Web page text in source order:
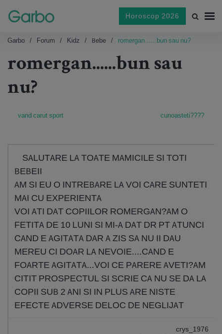
Horoscop 2026
Garbo Forum Kidz Bebe romergan......bun sau nu?
romergan......bun sau
nu?
vand carut sport cunoasteti????
SALUTARE LA TOATE MAMICILE SI TOTI
BEBEII
AM SI EU O INTREBARE LA VOI CARE SUNTETI
MAI CU EXPERIENTA
VOI ATI DAT COPIILOR ROMERGAN?AM O
FETITA DE 10 LUNI SI MI-A DAT DR PT ATUNCI
CAND E AGITATA DAR A ZIS SA NU II DAU
MEREU CI DOAR LA NEVOIE....CAND E
FOARTE AGITATA...VOI CE PARERE AVETI?AM
CITIT PROSPECTUL SI SCRIE CA NU SE DA LA
COPII SUB 2 ANI SI IN PLUS ARE NISTE
EFECTE ADVERSE DELOC DE NEGLIJAT
crys_1976